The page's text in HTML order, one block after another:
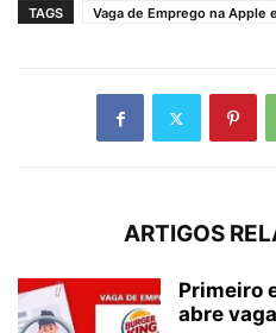
TAGS Vaga de Emprego na Apple
ARTIGOS
Primeiro
abre